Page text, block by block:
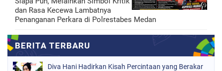
dan Rasa Kecewa Lambatnya
Penanganan Perkara di Polrestabes Medan
Diva Hani Hadirkan Kisah Percintaan yang Berakar